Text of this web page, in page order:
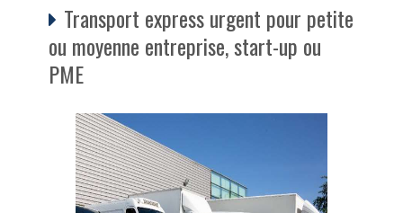
Transport express urgent pour petite
ou moyenne entreprise, start-up ou
PME